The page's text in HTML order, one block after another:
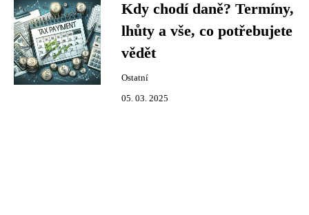
Kdy chodí daně? Termíny,
lhůty a vše, co potřebujete
vědět
Ostatní
05. 03. 2025